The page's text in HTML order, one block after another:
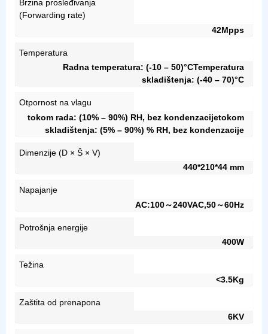
Brzina prosleđivanja
(Forwarding rate)
42Mpps
Temperatura
Radna temperatura: (-10 – 50)°CTemperatura
skladištenja: (-40 – 70)°C
Otpornost na vlagu
tokom rada: (10% – 90%) RH, bez kondenzacijetokom
skladištenja: (5% – 90%) % RH, bez kondenzacije
Dimenzije (D × Š × V)
440*210*44 mm
Napajanje
AC:100～240VAC,50～60Hz
Potrošnja energije
400W
Težina
<3.5Kg
Zaštita od prenapona
6KV